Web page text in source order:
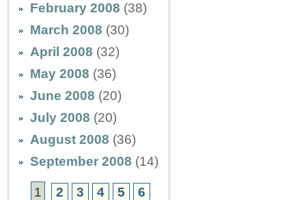
February 2008 (38)
March 2008 (30)
April 2008 (32)
May 2008 (36)
June 2008 (20)
July 2008 (20)
August 2008 (36)
September 2008 (14)
1 2 3 4 5
6